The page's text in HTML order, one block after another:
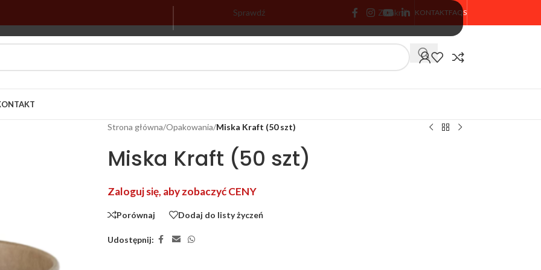
Sprawdź Zamknij KONTAKTFAQS
Strona główna/Opakowania/Miska Kraft (50 szt)
Miska Kraft (50 szt)
Zaloguj się, aby zobaczyć CENY
Porównaj Dodaj do listy życzeń
Udostępnij: